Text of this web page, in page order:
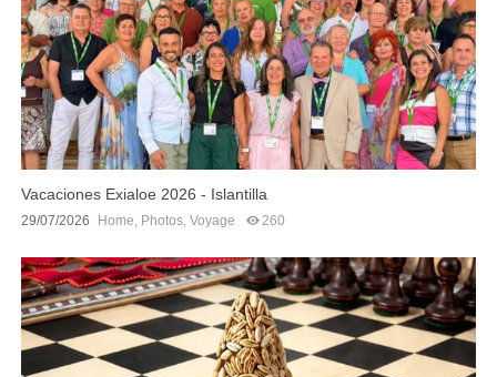
Vacaciones Exialoe 2026 - Islantilla
29/07/2026 Home, Photos,Voyage 260